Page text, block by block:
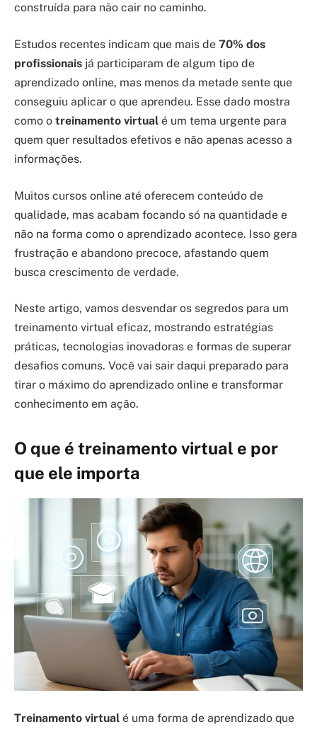
construída para não cair no caminho.
Estudos recentes indicam que mais de 70% dos
profissionais já participaram de algum tipo de
aprendizado online, mas menos da metade sente que
conseguiu aplicar o que aprendeu. Esse dado mostra
como o treinamento virtual é um tema urgente para
quem quer resultados efetivos e não apenas acesso a
informações.
Muitos cursos online até oferecem conteúdo de
qualidade, mas acabam focando só na quantidade e
não na forma como o aprendizado acontece. Isso gera
frustração e abandono precoce, afastando quem
busca crescimento de verdade.
Neste artigo, vamos desvendar os segredos para um
treinamento virtual eficaz, mostrando estratégias
práticas, tecnologias inovadoras e formas de superar
desafios comuns. Você vai sair daqui preparado para
tirar o máximo do aprendizado online e transformar
conhecimento em ação.
O que é treinamento virtual e por
que ele importa
Treinamento virtual é uma forma de aprendizado que